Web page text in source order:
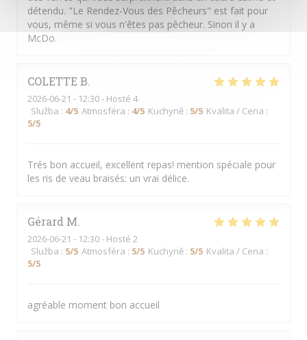
détendu. "Le Rendez-Vous des Pêcheurs" est fait pour
vous, même si vous n'êtes pas pêcheur. Sinon il y a
McDo.
COLETTE B
2026-06-21 - 12:30 - Hosté 4
Služba : 4/5 Atmosféra : 4/5 Kuchyně : 5/5 Kvalita / Cena :
5/5
Trés bon accueil, excellent repas! mention spéciale pour
les ris de veau braisés: un vrai délice.
Gérard M
2026-06-21 - 12:30 - Hosté 2
Služba : 5/5 Atmosféra : 5/5 Kuchyně : 5/5 Kvalita / Cena :
5/5
agréable moment bon accueil